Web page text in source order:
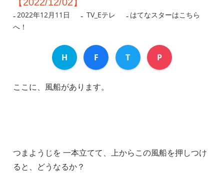
2022年12月11日 nanigoto
TV_Eテレ
はてなスターはこちら
へ！
H F T P
ここに、風船があります。
つまようじを 一本立てて、上からこの風船を押しつけ
ると、どうなるか？